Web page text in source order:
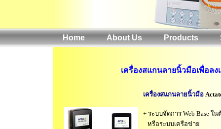
Home About Us Products
เครื่องสแกนลายนิ้วมือเพื่อลง
เครื่องสแกนลายนิ้วมือ
+ ระบบจัดการ Web Base ใน
หรือระบบเครือข่าย